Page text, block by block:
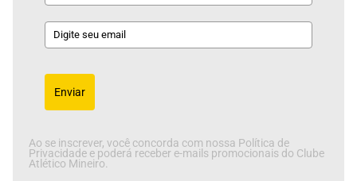
Enviar
Ao se inscrever, você concorda com nossa Política de
Privacidade e poderá receber e-mails promocionais do Clube
Atlético Mineiro.